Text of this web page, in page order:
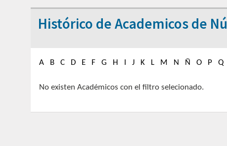
Histórico de Academicos de
A B C D E F G H J K L M N Ñ O P Q
No existen Académicos con el filtro selecionado.